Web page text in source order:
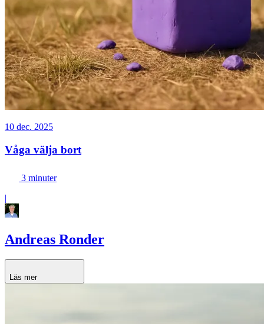
10 dec. 2025
Våga välja bort
3 minuter
|
Andreas Ronder
Läs mer